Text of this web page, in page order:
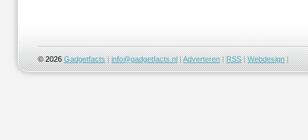
© 2026Gadgetfacts |info@gadgetfacts.nl|Adverteren|RSS|Webdesign|